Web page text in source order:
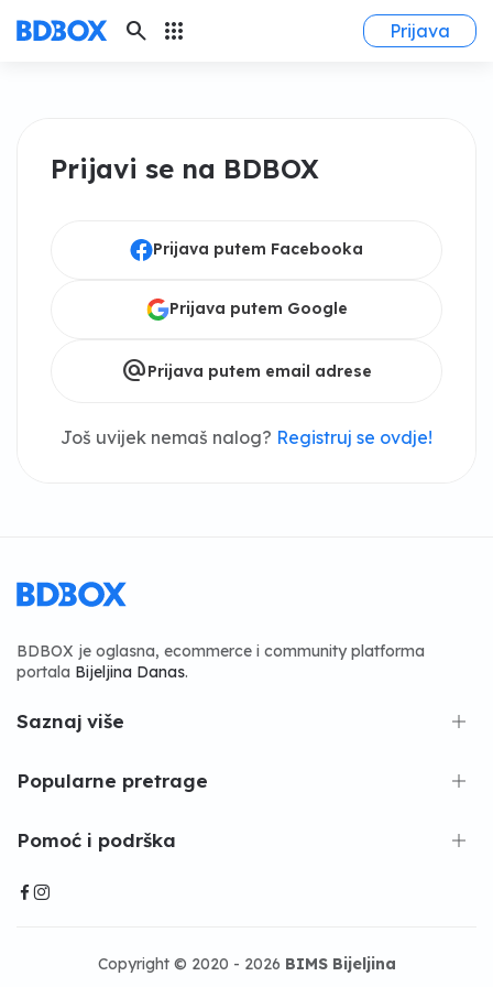
search apps Prijava
Prijavi se na BDBOX
Prijava putem Facebooka
Prijava putem Google
alternate_emailPrijava putem email adrese
Još uvijek nemaš nalog? Registruj se ovdje!
BDBOX je oglasna, ecommerce i community platforma
portala Bijeljina Danas.
Saznaj više
Popularne pretrage
Pomoć i podrška
Copyright © 2020 - 2026 BIMS Bijeljina